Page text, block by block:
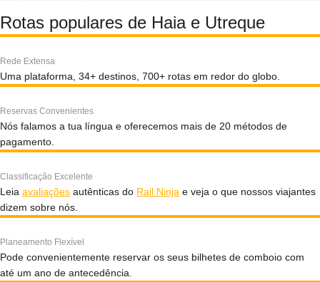
Rotas populares de Haia e Utreque
Rede Extensa
Uma plataforma, 34+ destinos, 700+ rotas em redor do globo.
Reservas Convenientes
Nós falamos a tua língua e oferecemos mais de 20 métodos de
pagamento.
Classificação Excelente
Leia avaliações autênticas do Rail Ninja e veja o que nossos viajantes
dizem sobre nós.
Planeamento Flexível
Pode convenientemente reservar os seus bilhetes de comboio com
até um ano de antecedência.